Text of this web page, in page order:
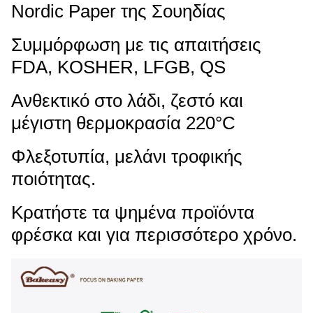
Nordic Paper της Σουηδίας
Συμμόρφωση με τις απαιτήσεις
FDA, KOSHER, LFGB, QS
Ανθεκτικό στο λάδι, ζεστό και
μέγιστη θερμοκρασία 220°C
Φλεξοτυπία, μελάνι τροφικής
ποιότητας.
Κρατήστε τα ψημένα προϊόντα
φρέσκα και για περισσότερο χρόνο.